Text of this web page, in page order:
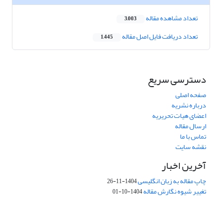
تعداد مشاهده مقاله 3,003
تعداد دریافت فایل اصل مقاله 1,445
دسترسی سریع
صفحه اصلی
درباره نشریه
اعضای هیات تحریریه
ارسال مقاله
تماس با ما
نقشه سایت
آخرین اخبار
چاپ مقاله به زبان انگلیسی1404-11-26
تغییر شیوه نگارش مقاله1404-10-01